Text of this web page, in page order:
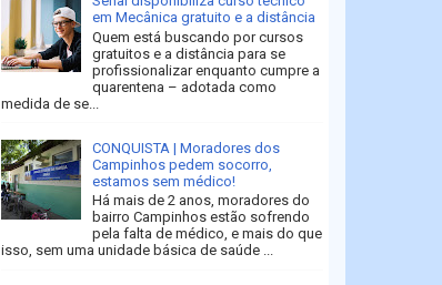
em Mecânica gratuito e a distância
Quem está buscando por cursos
gratuitos e a distância para se
profissionalizar enquanto cumpre a
quarentena – adotada como
medida de se...
CONQUISTA | Moradores dos
Campinhos pedem socorro,
estamos sem médico!
Há mais de 2 anos, moradores do
bairro Campinhos estão sofrendo
pela falta de médico, e mais do que
isso, sem uma unidade básica de saúde ...